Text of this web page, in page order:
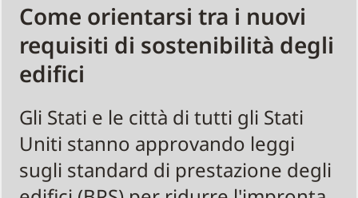
Come orientarsi tra i nuovi
requisiti di sostenibilità degli
edifici
Gli Stati e le città di tutti gli Stati
Uniti stanno approvando leggi
sugli standard di prestazione degli